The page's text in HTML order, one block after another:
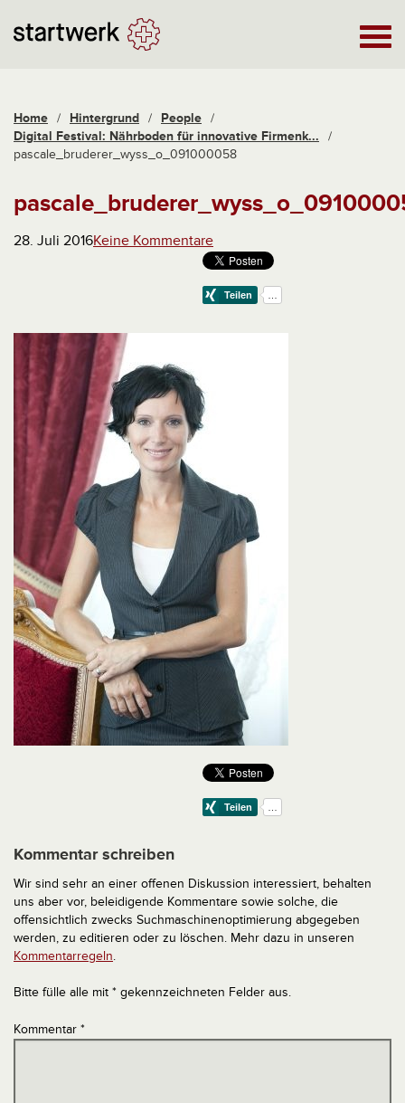
Home / Hintergrund / People /
Digital Festival: Nährboden für innovative Firmenk...
/
pascale_bruderer_wyss_o_091000058
28. Juli 2016Keine Kommentare
Kommentar schreiben
Wir sind sehr an einer offenen Diskussion interessiert, behalten
uns aber vor, beleidigende Kommentare sowie solche, die
offensichtlich zwecks Suchmaschinenoptimierung abgegeben
werden, zu editieren oder zu löschen. Mehr dazu in unseren
Kommentarregeln.
Bitte fülle alle mit * gekennzeichneten Felder aus.
Kommentar *